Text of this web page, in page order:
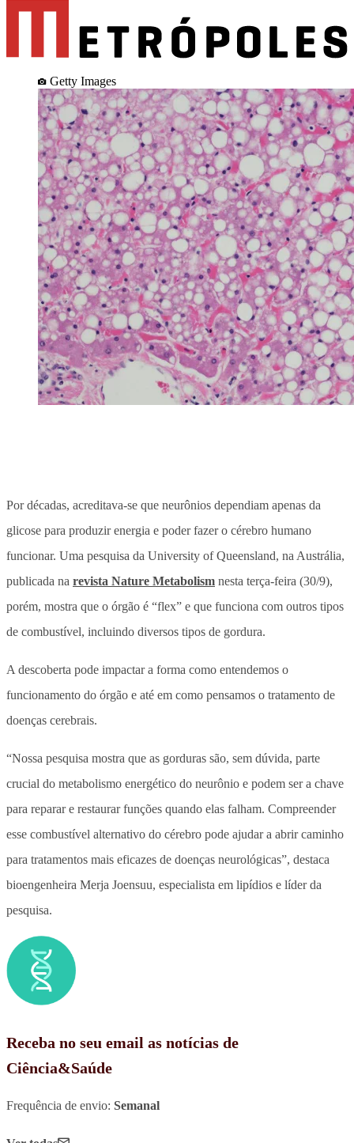
Getty Images
Por décadas, acreditava-se que neurônios dependiam apenas da
glicose para produzir energia e poder fazer o cérebro humano
funcionar. Uma pesquisa da University of Queensland, na Austrália,
publicada na revista Nature Metabolism nesta terça-feira (30/9),
porém, mostra que o órgão é “flex” e que funciona com outros tipos
de combustível, incluindo diversos tipos de gordura.
A descoberta pode impactar a forma como entendemos o
funcionamento do órgão e até em como pensamos o tratamento de
doenças cerebrais.
“Nossa pesquisa mostra que as gorduras são, sem dúvida, parte
crucial do metabolismo energético do neurônio e podem ser a chave
para reparar e restaurar funções quando elas falham. Compreender
esse combustível alternativo do cérebro pode ajudar a abrir caminho
para tratamentos mais eficazes de doenças neurológicas”, destaca
bioengenheira Merja Joensuu, especialista em lipídios e líder da
pesquisa.
Receba no seu email as notícias de
Ciência&Saúde
Frequência de envio: Semanal